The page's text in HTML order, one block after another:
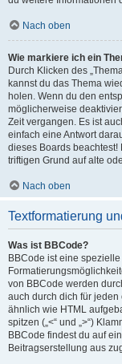
Nach oben
Wie markiere ich ein
Durch Klicken des
kannst du das Thema
holen. Wenn du den
möglicherweise
Zeit vergangen. Es ist
einfach eine Antwort
dieses Boards
triftigen Grund auf alte
Nach oben
Textformatierung
Was ist BBCode?
BBCode ist eine
von BBCode werden
auch durch dich für
ähnlich wie HTML
spitzen („<“ und „>“)
BBCode findest du auf
Beitragserstellung aus